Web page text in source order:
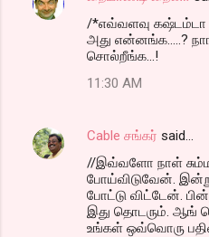
/*எவ்வளவு கஷ்டம்டா
அது என்னங்க.....?
சொல்றீங்க...!
11:30 AM
Cable சங்கர் said…
//இவ்வளோ நாள் சும்மா
போய்விடுவேன்.
போட்டு விட்டேன்.
இது தொடரும். ஆங்
உங்கள் ஒவ்வொரு